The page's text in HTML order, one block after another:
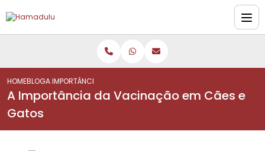
HOMEBLOGA IMPORTÂNCIA DA VACINAÇÃO EM CÃES E GATOS
A Importância da Vacinação em Cães e
Gatos